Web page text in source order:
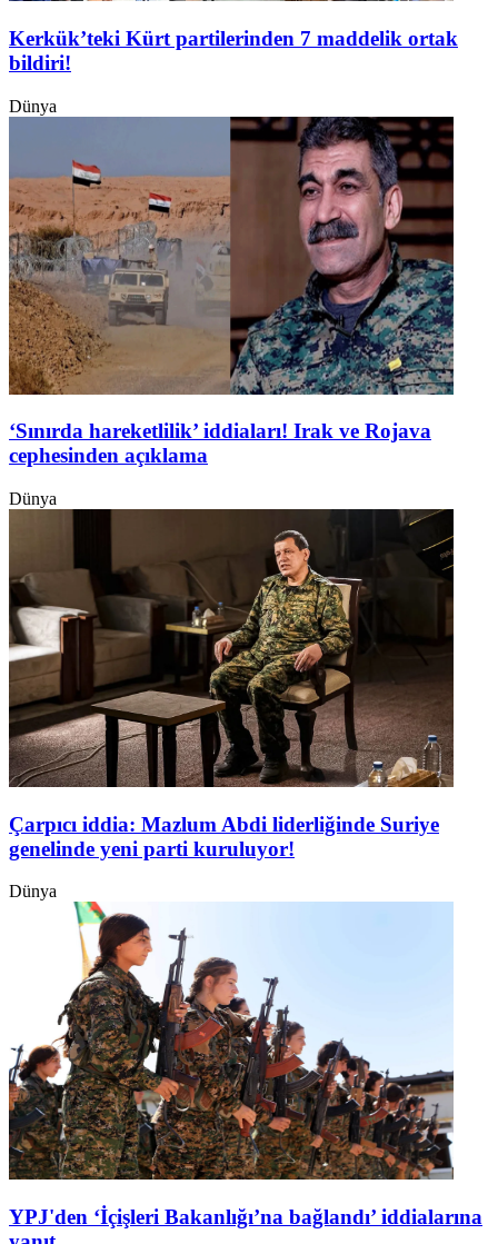
Kerkük’teki Kürt partilerinden 7 maddelik ortak
bildiri!
Dünya
‘Sınırda hareketlilik’ iddiaları! Irak ve Rojava
cephesinden açıklama
Dünya
Çarpıcı iddia: Mazlum Abdi liderliğinde Suriye
genelinde yeni parti kuruluyor!
Dünya
YPJ'den ‘İçişleri Bakanlığı’na bağlandı’ iddialarına